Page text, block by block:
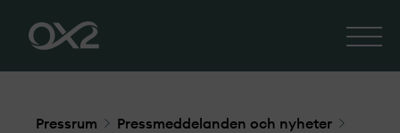
Pressrum
Pressmeddelanden och nyheter